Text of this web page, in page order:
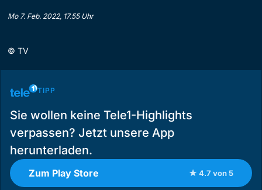
Mo 7. Feb. 2022, 17.55 Uhr
© TV
TIPP
Sie wollen keine Tele1-Highlights
verpassen? Jetzt unsere App
herunterladen.
Zum Play Store ★ 4.7 von 5